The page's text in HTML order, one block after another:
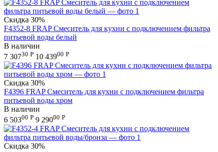
Скидка 30%
F4352-8 FRAP Смеситель для кухни с подключением фильтра
питьевой воды белый
В наличии
7 30730 Р 10 43900 Р
Скидка 30%
F4396 FRAP Смеситель для кухни с подключением фильтра
питьевой воды хром
В наличии
6 50300 Р 9 29000 Р
Скидка 30%